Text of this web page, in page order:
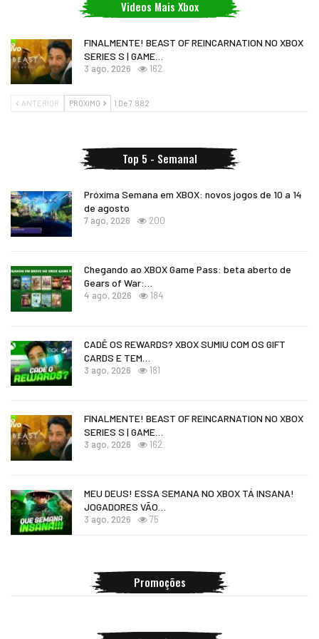
Videos Mais Xbox
FINALMENTE! BEAST OF REINCARNATION NO XBOX
SERIES S | GAME…
3 ago, 2026 162
ANTERIOR PRÓXIMO 1 De 7.882
Top 5 - Semanal
Próxima Semana em XBOX: novos jogos de 10 a 14
de agosto
7 ago, 2026 200
Chegando ao XBOX Game Pass: beta aberto de
Gears of War:…
4 ago, 2026 184
CADÊ OS REWARDS? XBOX SUMIU COM OS GIFT
CARDS E TEM…
3 ago, 2026 181
FINALMENTE! BEAST OF REINCARNATION NO XBOX
SERIES S | GAME…
3 ago, 2026 162
MEU DEUS! ESSA SEMANA NO XBOX TÁ INSANA!
JOGADORES VÃO…
3 ago, 2026 75
Promoções